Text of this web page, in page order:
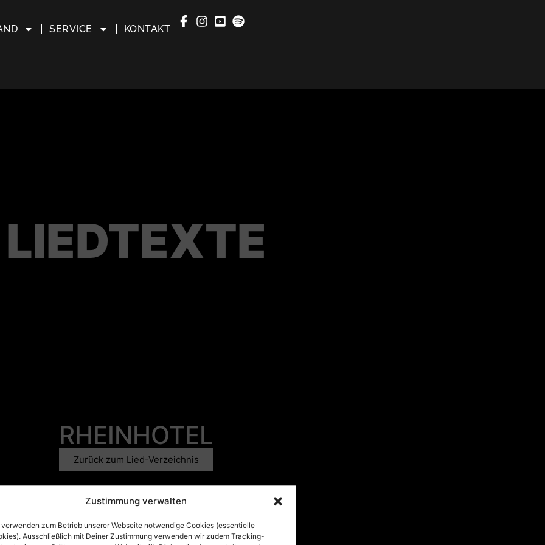
Zustimmung verwalten
verwenden zum Betrieb unserer Webseite notwendige Cookies (essentielle
Ausschließlich mit Deiner Zustimmung verwenden wir zudem Tracking-
SERVICE KONTAKT
LIEDTEXTE
RHEINHOTEL
Zurück zum Lied-Verzeichnis
Musik: H. Knipp
Text: Bläck Fööss
Verlag: Moeve-Musik / Manuskript